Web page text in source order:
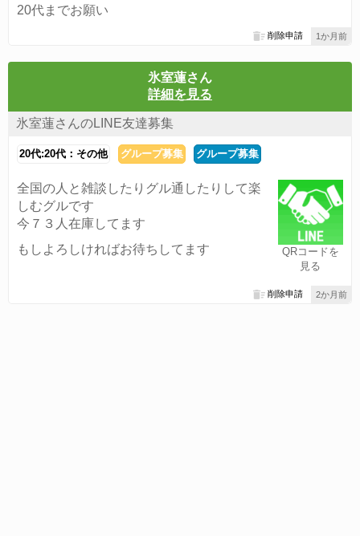
20代までお願い
1か月前
削除申請
氷室蓮さん
詳細を見る
氷室蓮さんのLINE友達募集
20代:20代：その他 グループ募集 グループ募集
QRコードを
見る
全国の人と雑談したりグル通したりして楽
しむグルです
今７３人在庫してます
もしよろしければお待ちしてます
2か月前
削除申請